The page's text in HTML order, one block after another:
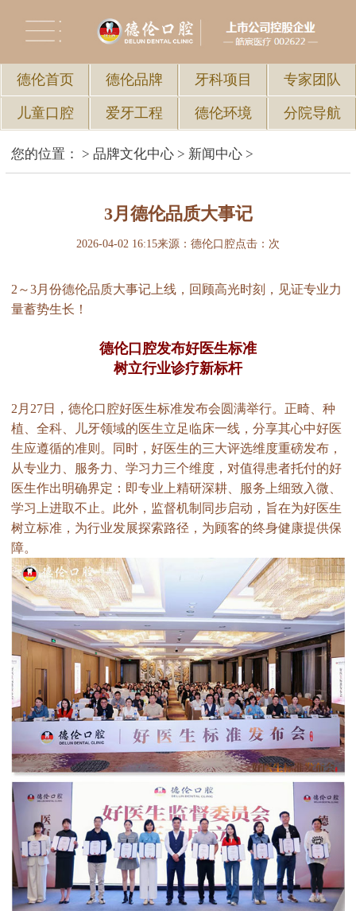
德伦首页 德伦品牌 牙科项目 专家团队
儿童口腔 爱牙工程 德伦环境 分院导航
您的位置： > 品牌文化中心 > 新闻中心 >
3月德伦品质大事记
2026-04-02 16:15来源：德伦口腔点击： 次
2～3月份德伦品质大事记上线，回顾高光时刻，见证专业力
量蓄势生长！
德伦口腔发布好医生标准
树立行业诊疗新标杆
2月27日，德伦口腔好医生标准发布会圆满举行。正畸、种
植、全科、儿牙领域的医生立足临床一线，分享其心中好医
生应遵循的准则。同时，好医生的三大评选维度重磅发布，
从专业力、服务力、学习力三个维度，对值得患者托付的好
医生作出明确界定：即专业上精研深耕、服务上细致入微、
学习上进取不止。此外，监督机制同步启动，旨在为好医生
树立标准，为行业发展探索路径，为顾客的终身健康提供保
障。